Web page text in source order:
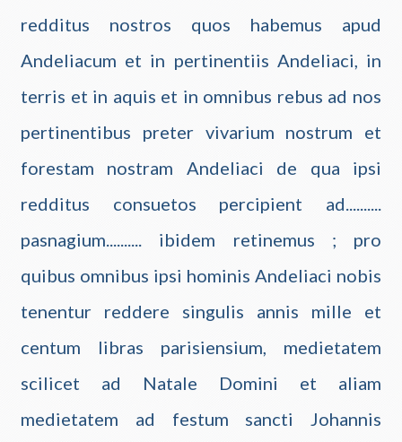
redditus nostros quos habemus apud
Andeliacum et in pertinentiis Andeliaci, in
terris et in aquis et in omnibus rebus ad nos
pertinentibus preter vivarium nostrum et
forestam nostram Andeliaci de qua ipsi
redditus consuetos percipient ad..........
pasnagium.......... ibidem retinemus ; pro
quibus omnibus ipsi hominis Andeliaci nobis
tenentur reddere singulis annis mille et
centum libras parisiensium, medietatem
scilicet ad Natale Domini et aliam
medietatem ad festum sancti Johannis